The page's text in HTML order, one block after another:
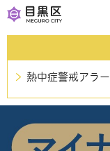
熱中症警戒アラ